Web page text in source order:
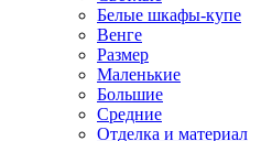
Белые шкафы-купе
Венге
Размер
Маленькие
Большие
Средние
Отделка и материал